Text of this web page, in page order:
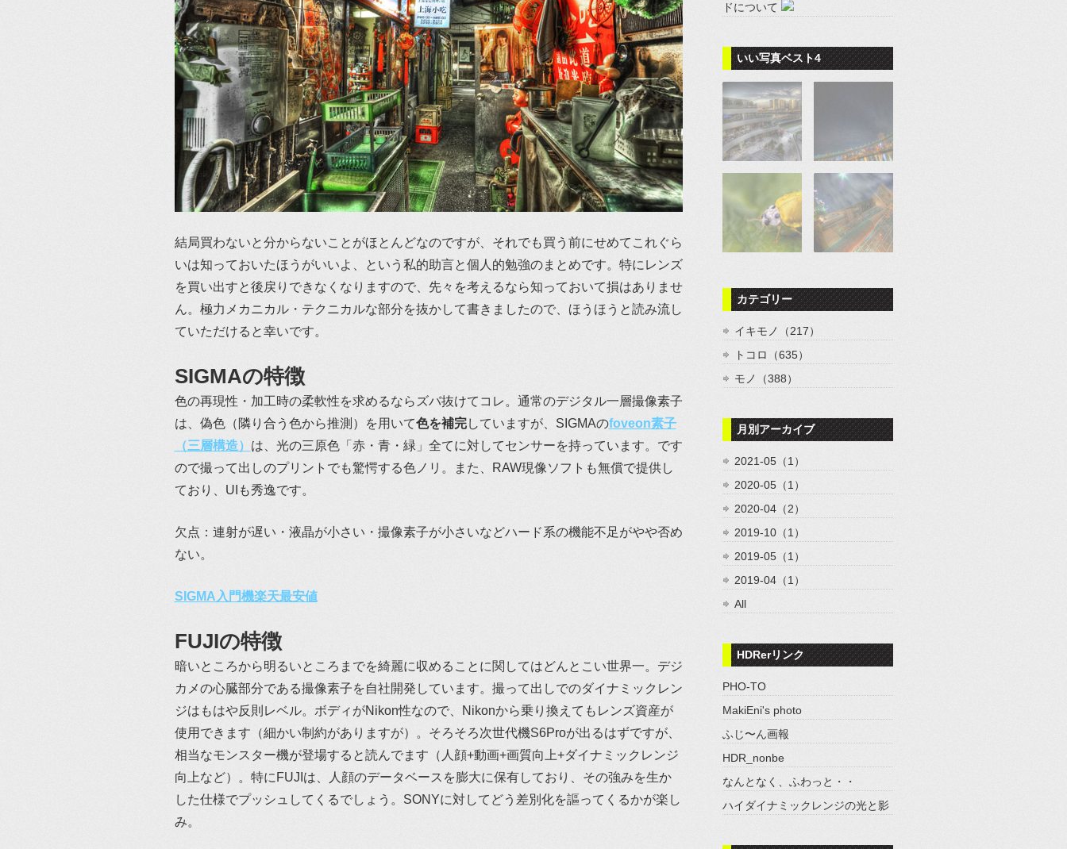
結局買わないと分からないことがほとんどなのですが、それでも買う前にせめてこれぐら
いは知っておいたほうがいいよ、という私的助言と個人的勉強のまとめです。特にレンズ
を買い出すと後戻りできなくなりますので、先々を考えるなら知っておいて損はありませ
ん。極力メカニカル・テクニカルな部分を抜かして書きましたので、ほうほうと読み流し
ていただけると幸いです。
SIGMAの特徴
色の再現性・加工時の柔軟性を求めるならズバ抜けてコレ。通常のデジタル一層撮像素子
は、偽色（隣り合う色から推測）を用いて色を補完していますが、SIGMAのfoveon素子
（三層構造） は、光の三原色「赤・青・緑」全てに対してセンサーを持っています。です
ので撮って出しのプリントでも驚愕する色ノリ。また、RAW現像ソフトも無償で提供し
ており、UIも秀逸です。
欠点：連射が遅い・液晶が小さい・撮像素子が小さいなどハード系の機能不足がやや否め
ない。
SIGMA入門機楽天最安値
FUJIの特徴
暗いところから明るいところまでを綺麗に収めることに関してはどんとこい世界一。デジ
カメの心臓部分である撮像素子を自社開発しています。撮って出しでのダイナミックレン
ジはもはや反則レベル。ボディがNikon性なので、Nikonから乗り換えてもレンズ資産が
使用できます（細かい制約がありますが）。そろそろ次世代機S6Proが出るはずですが、
相当なモンスター機が登場すると読んでます（人顔+動画+画質向上+ダイナミックレンジ
向上など）。特にFUJIは、人顔のデータベースを膨大に保有しており、その強みを生か
した仕様でプッシュしてくるでしょう。SONYに対してどう差別化を謳ってくるかが楽し
み。
ドについて
いい写真ベスト4
カテゴリー
イキモノ（217）
トコロ（635）
モノ（388）
月別アーカイブ
2021-05（1）
2020-05（1）
2020-04（2）
2019-10（1）
2019-05（1）
2019-04（1）
All
HDRerリンク
PHO-TO
MakiEni's photo
ふじ〜ん画報
HDR_nonbe
なんとなく、ふわっと・・
ハイダイナミックレンジの光と影